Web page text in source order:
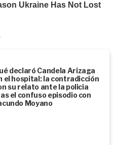
declaró Candela Arizaga
el hospital: la contradicción
su relato ante la policía
el confuso episodio con
Moyano